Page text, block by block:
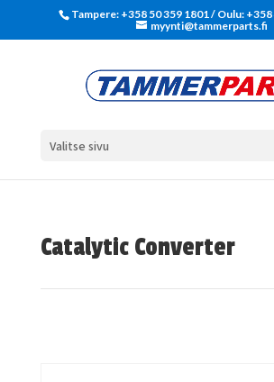
Tampere: +358 50 359 1801‬ / Oulu:
myynti@tammerparts.fi
Valitse sivu
Catalytic Converter